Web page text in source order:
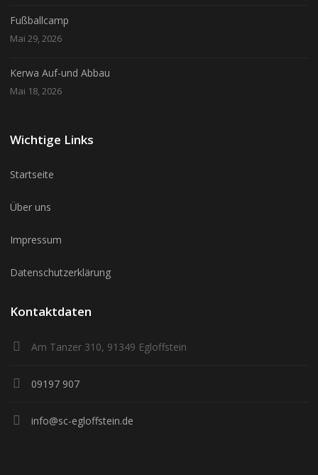
Fußballcamp
Mai 29, 2026
Kerwa Auf-und Abbau
Mai 18, 2026
Wichtige Links
Startseite
Über uns
Impressum
Datenschutzerklärung
Kontaktdaten
Am Tanzer 310, 91349 Egloffstein
09197 907
info@sc-egloffstein.de